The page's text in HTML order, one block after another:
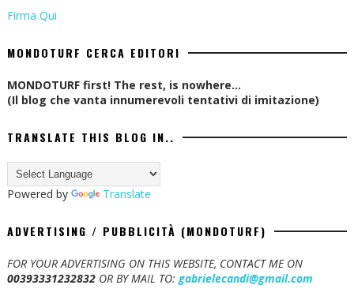
Firma Qui
MONDOTURF CERCA EDITORI
MONDOTURF first! The rest, is nowhere...
(Il blog che vanta innumerevoli tentativi di imitazione)
TRANSLATE THIS BLOG IN..
Powered by Translate
ADVERTISING / PUBBLICITÀ (MONDOTURF)
FOR YOUR ADVERTISING ON THIS WEBSITE, CONTACT ME ON
00393331232832OR BY MAIL TO:gabrielecandi@gmail.com